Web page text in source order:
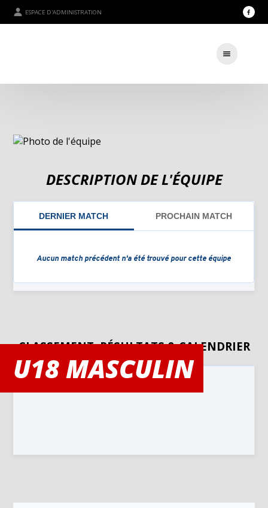
ESPACE D'ADMINISTRATION
U18 MASCULIN
DESCRIPTION DE L'ÉQUIPE
CLASSEMENT, RÉSULTATS & CALENDRIER